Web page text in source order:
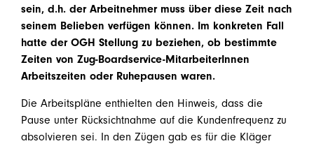
sein, d.h. der Arbeitnehmer muss über diese Zeit nach
seinem Belieben verfügen können. Im konkreten Fall
hatte der OGH Stellung zu beziehen, ob bestimmte
Zeiten von Zug-Boardservice-MitarbeiterInnen
Arbeitszeiten oder Ruhepausen waren.
Die Arbeitspläne enthielten den Hinweis, dass die
Pause unter Rücksichtnahme auf die Kundenfrequenz zu
absolvieren sei. In den Zügen gab es für die Kläger